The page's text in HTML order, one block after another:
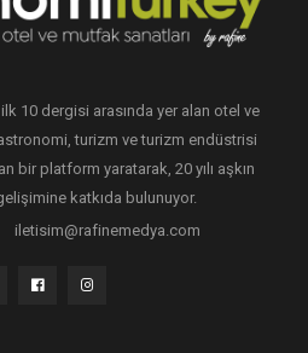
10 dergisi arasında yer alan otel ve
turizm ve turizm endüstrisi
bir platform yaratarak, 20 yılı aşkın
katkıda bulunuyor.
iletisim@rafinemedya.com